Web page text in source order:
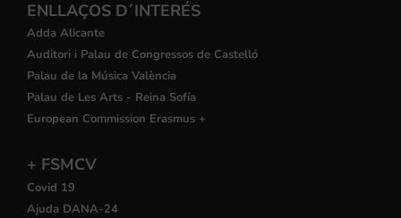
ENLLAÇOS D´INTERÉS
Adda Alicante
Auditori i Palau de Congressos de Castelló
Palau de la Música València
Palau de Les Arts - Reina Sofía
European Commission Erasmus +
+ FSMCV
Covid 19
Ajuda DANA-24